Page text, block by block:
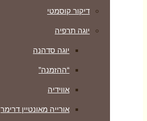
דיקור קוסמטי
יוגה תרפיה
יוגה סדהנה
“ההזמנה”
אווידיה
אורייה מאונטיין דרימר